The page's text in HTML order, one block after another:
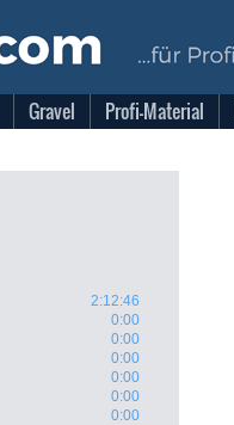
Gravel Profi-Material
2:12:46
0:00
0:00
0:00
0:00
0:00
0:00